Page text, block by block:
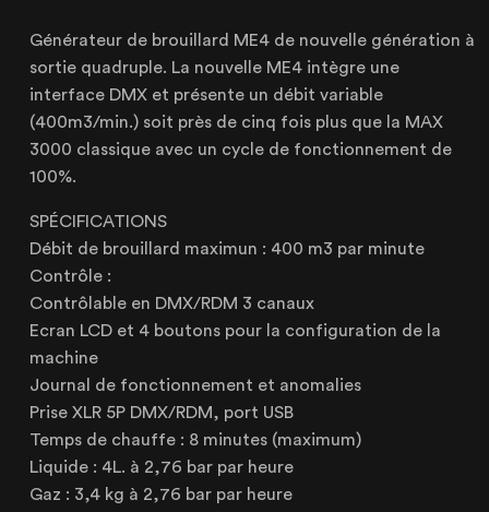
OUR AGENCY
OUR EXPERTISE
OUR ACCOMPANIMENT
RENTAL PRODUCTS
PRODUCTS FOR SALE
Lille
21 Avenue de l'Europe
59223 Roncq, France
+33 (3) 74 49 25 11
Générateur de brouillard ME4 de nouvelle génération à
sortie quadruple. La nouvelle ME4 intègre une
interface DMX et présente un débit variable
(400m3/min.) soit près de cinq fois plus que la MAX
3000 classique avec un cycle de fonctionnement de
100%.
SPÉCIFICATIONS
Débit de brouillard maximun : 400 m3 par minute
Contrôle :
Contrôlable en DMX/RDM 3 canaux
Ecran LCD et 4 boutons pour la configuration de la
machine
Journal de fonctionnement et anomalies
Prise XLR 5P DMX/RDM, port USB
Temps de chauffe : 8 minutes (maximum)
Liquide : 4L. à 2,76 bar par heure
Gaz : 3,4 kg à 2,76 bar par heure